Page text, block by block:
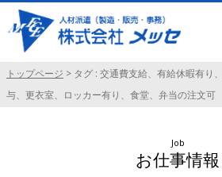
トップページ > タグ : 交通費支給、有給休暇有り
与、更衣室、ロッカー有り、食堂、弁当の注文可
Job
お仕事情報